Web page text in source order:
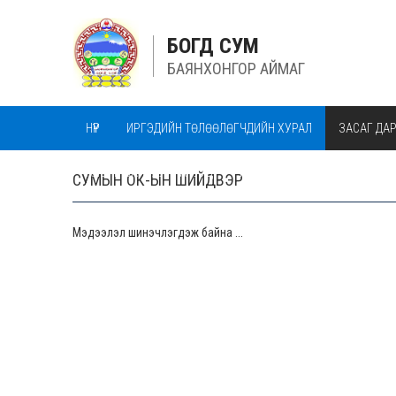
БОГД СУМ
БАЯНХОНГОР АЙМАГ
НҮҮР ИРГЭДИЙН ТӨЛӨӨЛӨГЧДИЙН ХУРАЛ ЗАСАГ
АЛБАН БАЙГУУЛЛАГУУД МАЛ ЭМНЭЛГИЙН ТАСАГ
СУМЫН ОК-ЫН ШИЙДВЭР
Мэдээлэл шинэчлэгдэж байна ...